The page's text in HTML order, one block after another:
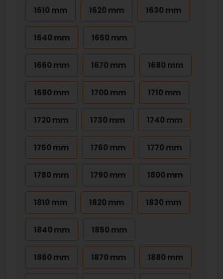
1610 mm 1620 mm 1630 mm
1640 mm 1650 mm
1660 mm 1670 mm 1680 mm
1690 mm 1700 mm 1710 mm
1720 mm 1730 mm 1740 mm
1750 mm 1760 mm 1770 mm
1780 mm 1790 mm 1800 mm
1810 mm 1820 mm 1830 mm
1840 mm 1850 mm
1860 mm 1870 mm 1880 mm